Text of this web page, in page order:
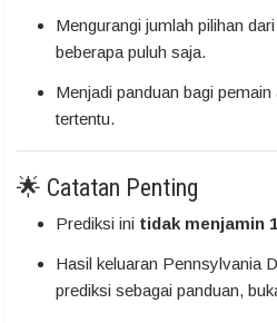
Mengurangi jumlah pilihan
beberapa puluh saja.
Menjadi panduan bagi
tertentu.
🌟 Catatan Penting
Prediksi ini tidak menjamin
Hasil keluaran Pennsylvania
prediksi sebagai panduan,